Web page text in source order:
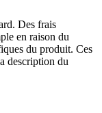
Des frais
en raison du
du produit. Ces
description du